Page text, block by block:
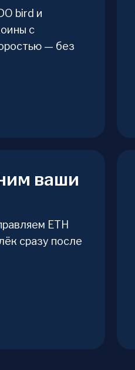
bird и
с
— без
ваши
ETH
сразу после